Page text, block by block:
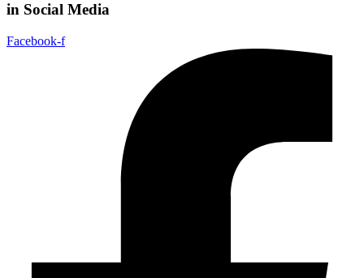
in Social Media
Facebook-f